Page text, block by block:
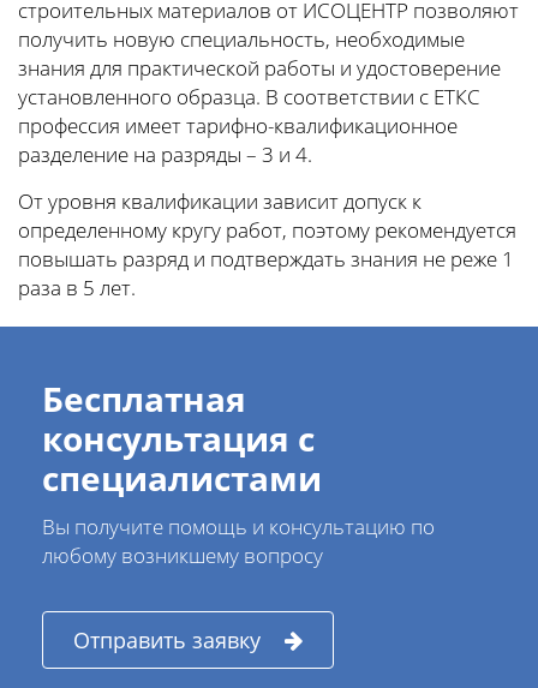
строительных материалов от ИСОЦЕНТР позволяют
получить новую специальность, необходимые
знания для практической работы и удостоверение
установленного образца. В соответствии с ЕТКС
профессия имеет тарифно-квалификационное
разделение на разряды – 3 и 4.
От уровня квалификации зависит допуск к
определенному кругу работ, поэтому рекомендуется
повышать разряд и подтверждать знания не реже 1
раза в 5 лет.
Бесплатная
консультация с
специалистами
Вы получите помощь и консультацию по
любому возникшему вопросу
Отправить заявку